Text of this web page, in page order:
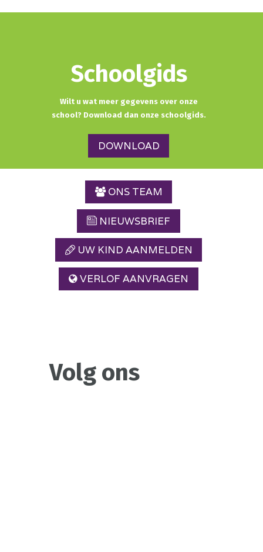
Schoolgids
Wilt u wat meer gegevens over onze
school? Download dan onze schoolgids.
DOWNLOAD
ONS TEAM
NIEUWSBRIEF
UW KIND AANMELDEN
VERLOF AANVRAGEN
Volg ons